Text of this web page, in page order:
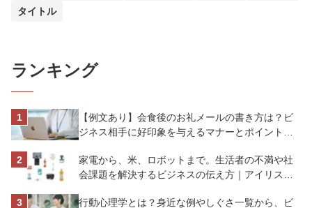
タイトル
ランキング
【例文あり】会食後のお礼メールの書き方は？ビ
ジネス相手に好印象を与えるマナーとポイントを
家電から、米、ロボットまで。生活者の不満や社
会課題を解決するビジネスの伝え方｜アイリスオ
行動心理学とは？身近な例やしぐさ一覧から、ビ